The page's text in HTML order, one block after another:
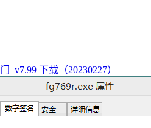
_v7.99 下载（20230227）